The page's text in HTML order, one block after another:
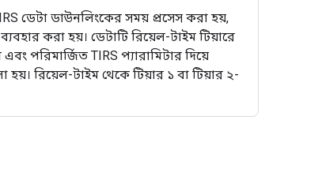
ডেটা ডাউনলিংকের সময় প্রসেস করা হয়,
করা হয়। ডেটাটি রিয়েল-টাইম টিয়ারে
পরিমার্জিত TIRS প্যারামিটার দিয়ে
রিয়েল-টাইম থেকে টিয়ার ১ বা টিয়ার ২-